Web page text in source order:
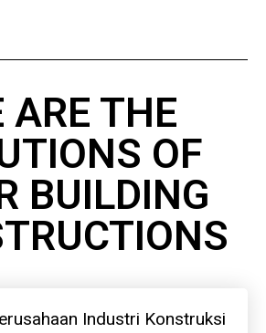
ARE THE
OF
BUILDING
Industri Konstruksi